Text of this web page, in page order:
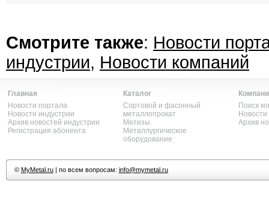
Смотрите также: Новости
индустрии, Новости компаний
Главная
Новости портала
Новости индустрии
Архив новостей индустрии
Регистрация абонента
Каталог
Сортовой и фасонный
металлопрокат
Метизы
Металлургическое
оборудование
Поиск
Архив
© MyMetal.ru| по всем вопросам: info@mymetal.ru